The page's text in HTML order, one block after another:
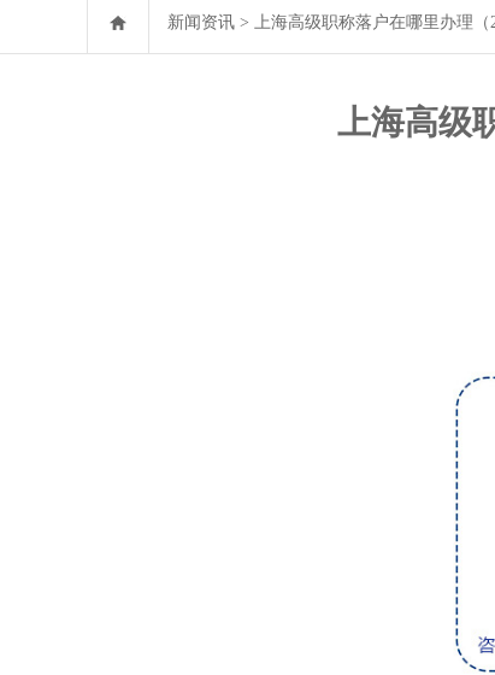
新闻资讯 > 上海高级职称落户在哪里办理（
上海高级